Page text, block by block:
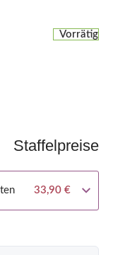
Vorrätig
Staffelpreise
33,90 €